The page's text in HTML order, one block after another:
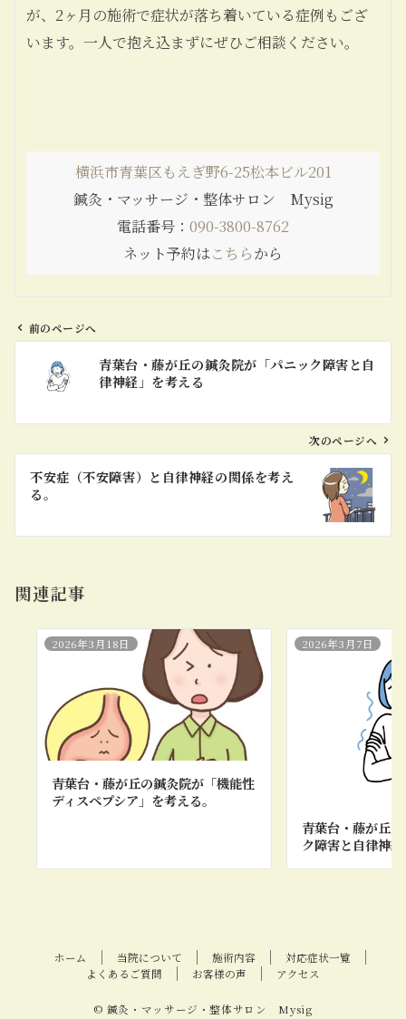
が、2ヶ月の施術で症状が落ち着いている症例もござ
います。一人で抱え込まずにぜひご相談ください。
横浜市青葉区もえぎ野6-25松本ビル201
鍼灸・マッサージ・整体サロン Mysig
電話番号： 090-3800-8762
ネット予約はこちらから
ビ
ン
前のページへ
青葉台・藤が丘の鍼灸院が「パニック障害と自
律神経」を考える
次のページへ
不安症（不安障害）と自律神経の関係を考え
る。
関連記事
2026年3月18日
青葉台・藤が丘の鍼灸院が「機能性
ディスペプシア」を考える。
2026年3月7日
青葉台・藤が丘
ク障害と自律神
ホーム 当院について 施術内容
対応症状一覧
よくあるご質問
お客様の声 アクセス
© 鍼灸・マッサージ・整体サロン Mysig